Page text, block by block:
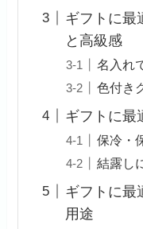
ギフトに最
と高級感
名入れ
色付き
ギフトに最
保冷・
結露し
ギフトに最
用途